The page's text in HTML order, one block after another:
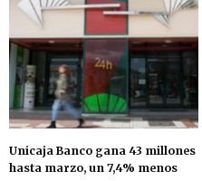
Unicaja Banco gana 43 millones
hasta marzo, un 7,4% menos